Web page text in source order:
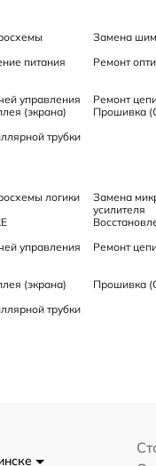
Замена
питания Ремонт
управления Ремонт
(экрана) Прошивка
трубки
логики
Замена
усилителя
управления Ремонт
(экрана) Прошивка
трубки